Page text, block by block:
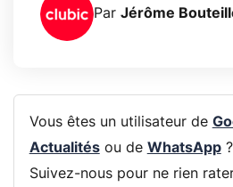
Par Jérôme
Vous êtes un utilisateur de
Actualitésou de WhatsApp?
Suivez-nous pour ne rien